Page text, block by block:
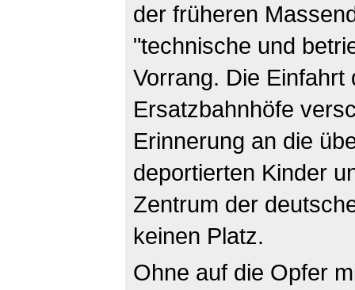
der früheren
"technische und
Vorrang. Die
Ersatzbahnhöfe
Erinnerung an die
deportierten Kinder
Zentrum der
keinen Platz.
Ohne auf die Opfer